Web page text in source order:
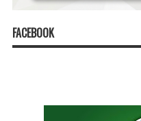
FACEBOOK